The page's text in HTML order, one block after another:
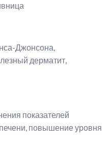
Джонсона,
дерматит,
показателей
повышение уровня